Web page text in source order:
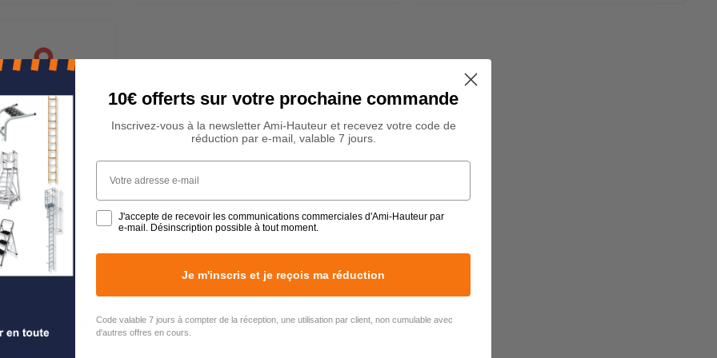
- ultra léger -
marches - PIR
10€ offerts sur votre prochaine commande
Inscrivez-vous à la newsletter Ami-Hauteur et recevez votre code de
réduction par e-mail, valable 7 jours.
Votre adresse e-mail
J'accepte de recevoir les communications commerciales d'Ami-Hauteur par
e-mail. Désinscription possible à tout moment.
Je m'inscris et je reçois ma réduction
Code valable 7 jours à compter de la réception, une utilisation par client, non cumulable avec
d'autres offres en cours.